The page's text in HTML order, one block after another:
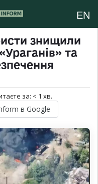
EN
знищили
та
за: < 1 хв.
в Google